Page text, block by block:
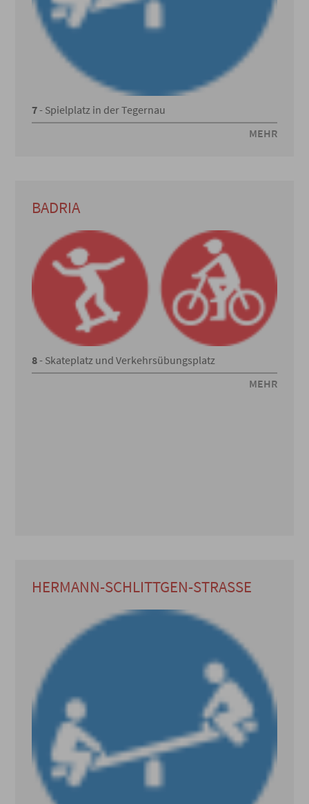
7- Spielplatz in der Tegernau
MEHR
BADRIA
8- Skateplatz und Verkehrsübungsplatz
MEHR
HERMANN-SCHLITTGEN-STRASSE